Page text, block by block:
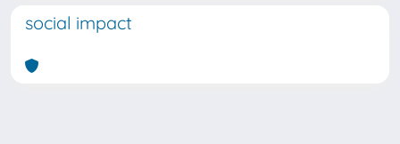
social impact